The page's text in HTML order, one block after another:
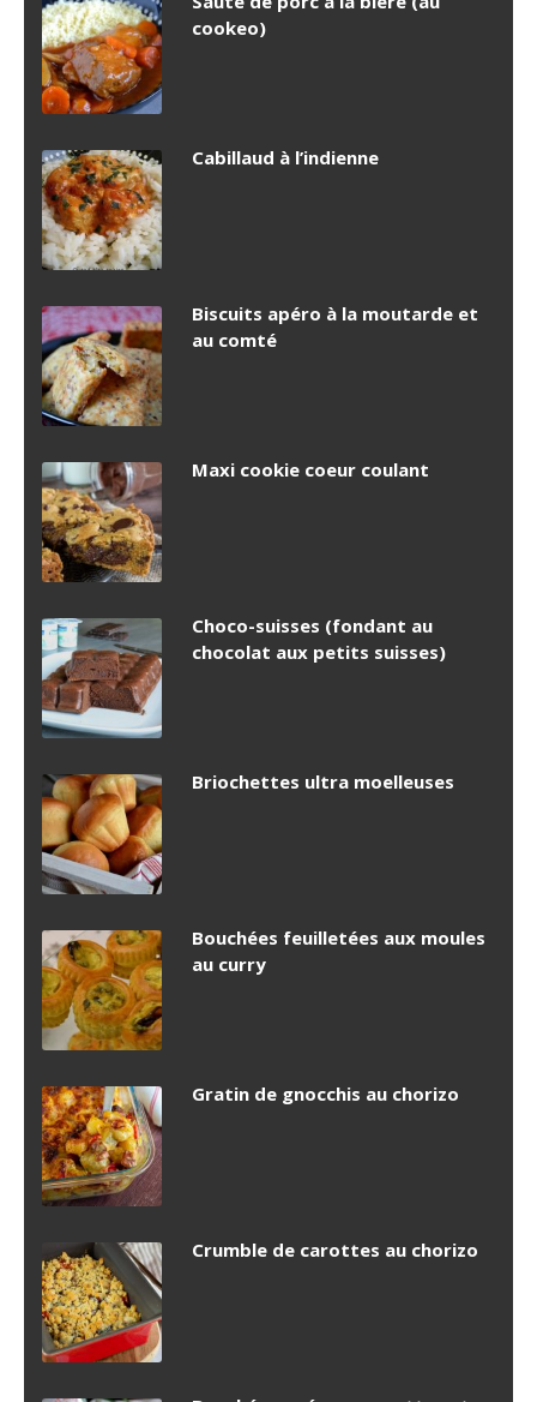
cookeo)
Cabillaud à l’indienne
Biscuits apéro à la moutarde et
au comté
Maxi cookie coeur coulant
Choco-suisses (fondant au
chocolat aux petits suisses)
Briochettes ultra moelleuses
Bouchées feuilletées aux moules
au curry
Gratin de gnocchis au chorizo
Crumble de carottes au chorizo